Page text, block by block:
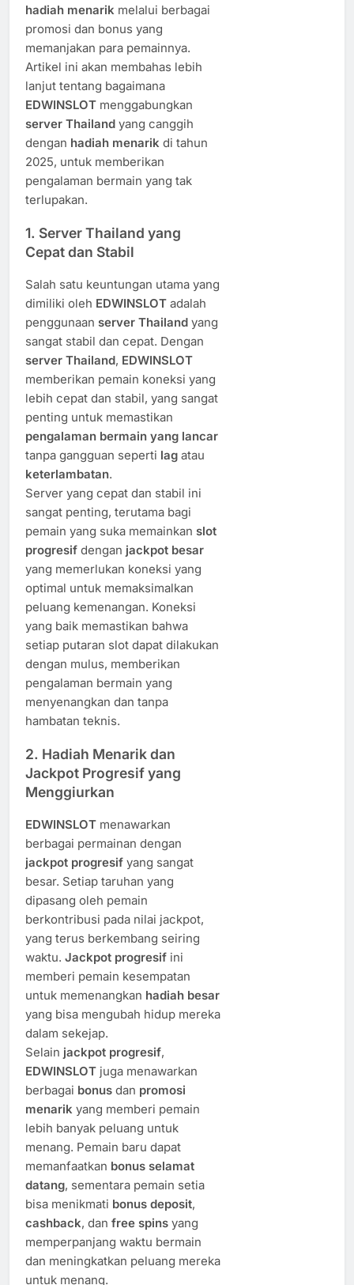
hadiah menarik melalui berbagai
promosi dan bonus yang
memanjakan para pemainnya.
Artikel ini akan membahas lebih
lanjut tentang bagaimana
EDWINSLOT menggabungkan
server Thailand yang canggih
dengan hadiah menarik di tahun
2025, untuk memberikan
pengalaman bermain yang tak
terlupakan.
1. Server Thailand yang
Cepat dan Stabil
Salah satu keuntungan utama yang
dimiliki oleh EDWINSLOT adalah
penggunaan server Thailand yang
sangat stabil dan cepat. Dengan
server Thailand, EDWINSLOT
memberikan pemain koneksi yang
lebih cepat dan stabil, yang sangat
penting untuk memastikan
pengalaman bermain yang lancar
tanpa gangguan seperti lag atau
keterlambatan.
Server yang cepat dan stabil ini
sangat penting, terutama bagi
pemain yang suka memainkan slot
progresif dengan jackpot besar
yang memerlukan koneksi yang
optimal untuk memaksimalkan
peluang kemenangan. Koneksi
yang baik memastikan bahwa
setiap putaran slot dapat dilakukan
dengan mulus, memberikan
pengalaman bermain yang
menyenangkan dan tanpa
hambatan teknis.
2. Hadiah Menarik dan
Jackpot Progresif yang
Menggiurkan
EDWINSLOT menawarkan
berbagai permainan dengan
jackpot progresif yang sangat
besar. Setiap taruhan yang
dipasang oleh pemain
berkontribusi pada nilai jackpot,
yang terus berkembang seiring
waktu. Jackpot progresif ini
memberi pemain kesempatan
untuk memenangkan hadiah besar
yang bisa mengubah hidup mereka
dalam sekejap.
Selain jackpot progresif,
EDWINSLOT juga menawarkan
berbagai bonus dan promosi
menarik yang memberi pemain
lebih banyak peluang untuk
menang. Pemain baru dapat
memanfaatkan bonus selamat
datang, sementara pemain setia
bisa menikmati bonus deposit,
cashback, dan free spins yang
memperpanjang waktu bermain
dan meningkatkan peluang mereka
untuk menang.